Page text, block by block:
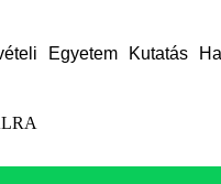
Egyetem Kutatás